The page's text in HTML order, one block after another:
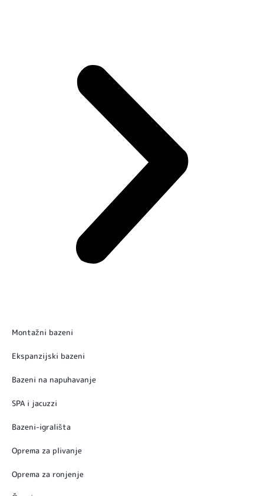
Montažni bazeni
Ekspanzijski bazeni
Bazeni na napuhavanje
SPA i jacuzzi
Bazeni-igrališta
Oprema za plivanje
Oprema za ronjenje